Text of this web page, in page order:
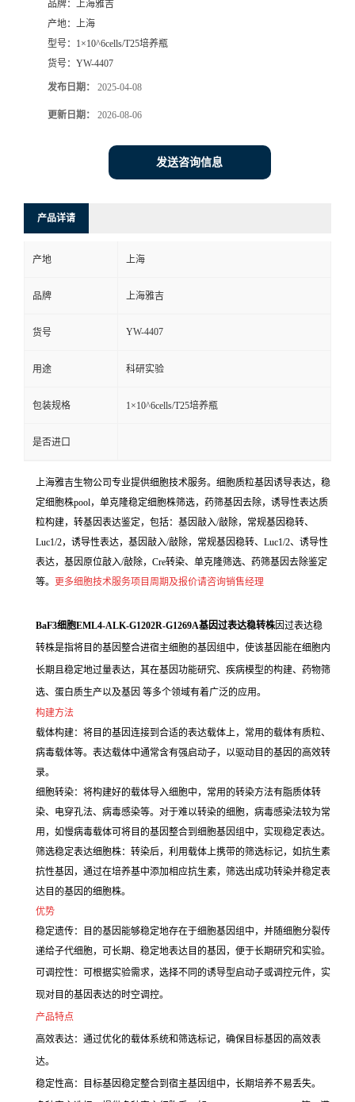
品牌： 上海雅吉
产地： 上海
型号： 1×10^6cells/T25培养瓶
货号： YW-4407
发布日期： 2025-04-08
更新日期： 2026-08-06
发送咨询信息
产品详请
产地 上海
品牌 上海雅吉
货号 YW-4407
用途 科研实验
包装规格 1×10^6cells/T25培养瓶
是否进口
上海雅吉生物公司专业提供细胞技术服务。细胞质粒基因诱导表达，稳
定细胞株pool，单克隆稳定细胞株筛选，药筛基因去除，诱导性表达质
粒构建，转基因表达鉴定，包括：基因敲入/敲除，常规基因稳转、
Luc1/2，诱导性表达，基因敲入/敲除，常规基因稳转、Luc1/2、诱导性
表达，基因原位敲入/敲除，Cre转染、单克隆筛选、药筛基因去除鉴定
等。 更多细胞技术服务项目周期及报价请咨询销售经理
BaF3细胞EML4-ALK-G1202R-G1269A基因过表达稳转株因过表达稳
转株是指将目的基因整合进宿主细胞的基因组中，使该基因能在细胞内
长期且稳定地过量表达，其在基因功能研究、疾病模型的构建、药物筛
选、蛋白质生产以及基因 等多个领域有着广泛的应用。
构建方法
载体构建：将目的基因连接到合适的表达载体上，常用的载体有质粒、
病毒载体等。表达载体中通常含有强启动子，以驱动目的基因的高效转
录。
细胞转染：将构建好的载体导入细胞中，常用的转染方法有脂质体转
染、电穿孔法、病毒感染等。对于难以转染的细胞，病毒感染法较为常
用，如慢病毒载体可将目的基因整合到细胞基因组中，实现稳定表达。
筛选稳定表达细胞株：转染后，利用载体上携带的筛选标记，如抗生素
抗性基因，通过在培养基中添加相应抗生素，筛选出成功转染并稳定表
达目的基因的细胞株。
优势
稳定遗传：目的基因能够稳定地存在于细胞基因组中，并随细胞分裂传
递给子代细胞，可长期、稳定地表达目的基因，便于长期研究和实验。
可调控性：可根据实验需求，选择不同的诱导型启动子或调控元件，实
现对目的基因表达的时空调控。
产品特点
高效表达：通过优化的载体系统和筛选标记，确保目标基因的高效表
达。
稳定性高：目标基因稳定整合到宿主基因组中，长期培养不易丢失。